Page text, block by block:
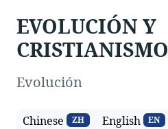
EVOLUCIÓN Y
CRISTIANISMO
Evolución
Chinese ZH English EN